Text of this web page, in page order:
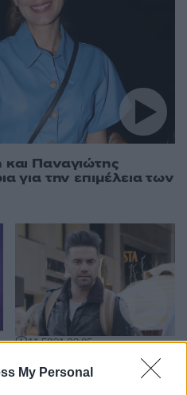
My Personal
Παναγιώτης
για την επιμέλεια των
11:5231.03.25
Θοδωρής Μαραντίνης
και Σίσσυ Χρηστίδου
στα δικαστήρια για